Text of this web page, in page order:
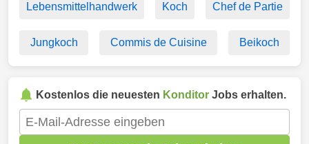
Lebensmittelhandwerk Koch Chef de Partie
Jungkoch Commis de Cuisine Beikoch
Kostenlos die neuesten Konditor Jobs erhalten.